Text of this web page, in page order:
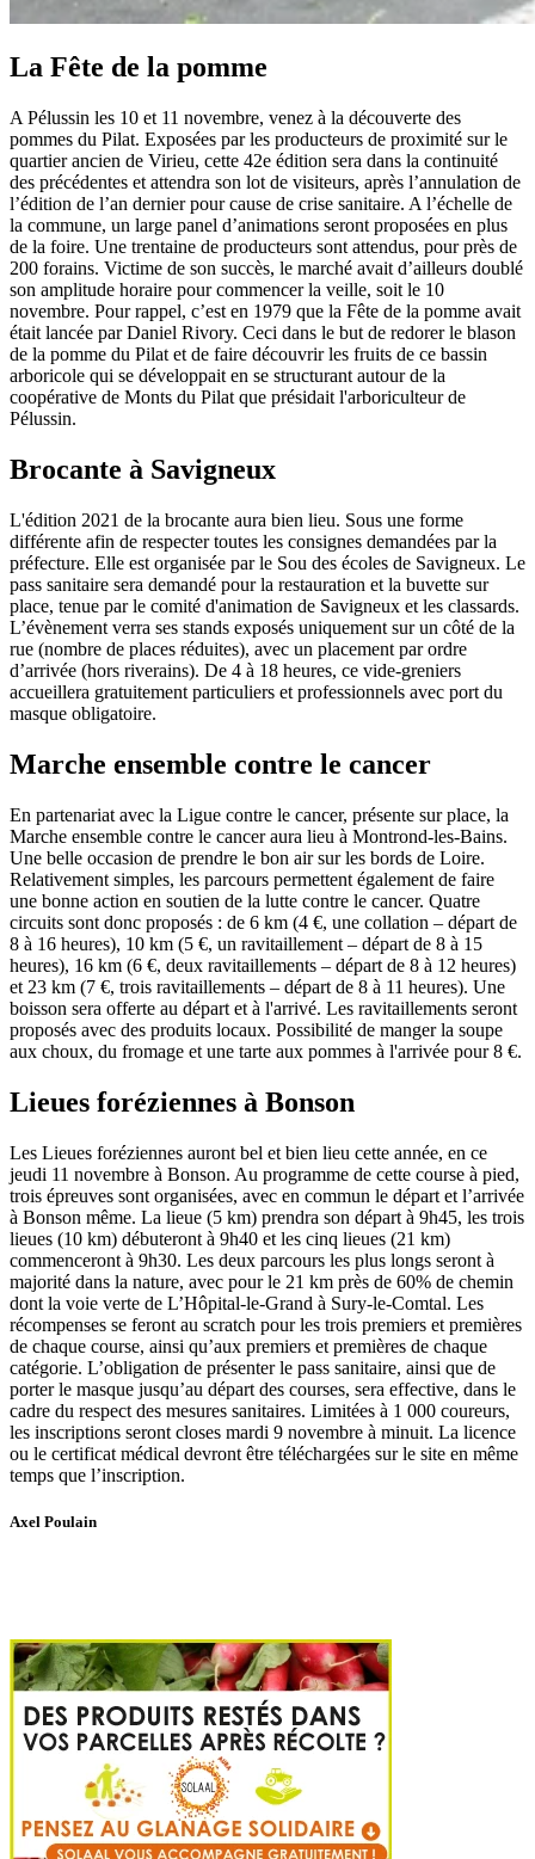
La Fête de la pomme
A Pélussin les 10 et 11 novembre, venez à la découverte des
pommes du Pilat. Exposées par les producteurs de proximité sur le
quartier ancien de Virieu, cette 42e édition sera dans la continuité
des précédentes et attendra son lot de visiteurs, après l’annulation de
l’édition de l’an dernier pour cause de crise sanitaire. A l’échelle de
la commune, un large panel d’animations seront proposées en plus
de la foire. Une trentaine de producteurs sont attendus, pour près de
200 forains. Victime de son succès, le marché avait d’ailleurs doublé
son amplitude horaire pour commencer la veille, soit le 10
novembre. Pour rappel, c’est en 1979 que la Fête de la pomme avait
était lancée par Daniel Rivory. Ceci dans le but de redorer le blason
de la pomme du Pilat et de faire découvrir les fruits de ce bassin
arboricole qui se développait en se structurant autour de la
coopérative de Monts du Pilat que présidait l'arboriculteur de
Pélussin.
Brocante à Savigneux
L'édition 2021 de la brocante aura bien lieu. Sous une forme
différente afin de respecter toutes les consignes demandées par la
préfecture. Elle est organisée par le Sou des écoles de Savigneux. Le
pass sanitaire sera demandé pour la restauration et la buvette sur
place, tenue par le comité d'animation de Savigneux et les classards.
L’évènement verra ses stands exposés uniquement sur un côté de la
rue (nombre de places réduites), avec un placement par ordre
d’arrivée (hors riverains). De 4 à 18 heures, ce vide-greniers
accueillera gratuitement particuliers et professionnels avec port du
masque obligatoire.
Marche ensemble contre le cancer
En partenariat avec la Ligue contre le cancer, présente sur place, la
Marche ensemble contre le cancer aura lieu à Montrond-les-Bains.
Une belle occasion de prendre le bon air sur les bords de Loire.
Relativement simples, les parcours permettent également de faire
une bonne action en soutien de la lutte contre le cancer. Quatre
circuits sont donc proposés : de 6 km (4 €, une collation – départ de
8 à 16 heures), 10 km (5 €, un ravitaillement – départ de 8 à 15
heures), 16 km (6 €, deux ravitaillements – départ de 8 à 12 heures)
et 23 km (7 €, trois ravitaillements – départ de 8 à 11 heures). Une
boisson sera offerte au départ et à l'arrivé. Les ravitaillements seront
proposés avec des produits locaux. Possibilité de manger la soupe
aux choux, du fromage et une tarte aux pommes à l'arrivée pour 8 €.
Lieues foréziennes à Bonson
Les Lieues foréziennes auront bel et bien lieu cette année, en ce
jeudi 11 novembre à Bonson. Au programme de cette course à pied,
trois épreuves sont organisées, avec en commun le départ et l’arrivée
à Bonson même. La lieue (5 km) prendra son départ à 9h45, les trois
lieues (10 km) débuteront à 9h40 et les cinq lieues (21 km)
commenceront à 9h30. Les deux parcours les plus longs seront à
majorité dans la nature, avec pour le 21 km près de 60% de chemin
dont la voie verte de L’Hôpital-le-Grand à Sury-le-Comtal. Les
récompenses se feront au scratch pour les trois premiers et premières
de chaque course, ainsi qu’aux premiers et premières de chaque
catégorie. L’obligation de présenter le pass sanitaire, ainsi que de
porter le masque jusqu’au départ des courses, sera effective, dans le
cadre du respect des mesures sanitaires. Limitées à 1 000 coureurs,
les inscriptions seront closes mardi 9 novembre à minuit. La licence
ou le certificat médical devront être téléchargées sur le site en même
temps que l’inscription.
Axel Poulain